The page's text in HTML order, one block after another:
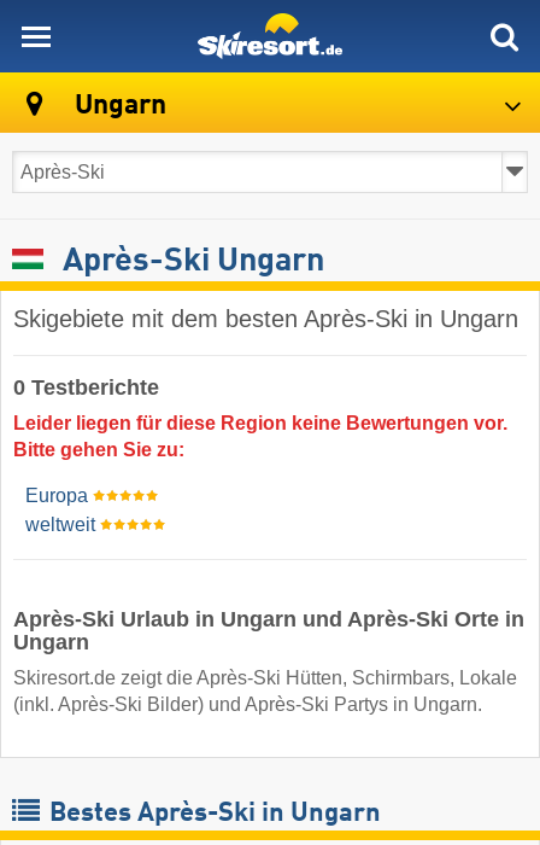
Ungarn
Après-Ski Ungarn
Skigebiete mit dem besten Après-Ski in Ungarn
0 Testberichte
Leider liegen für diese Region keine Bewertungen vor.
Bitte gehen Sie zu:
Europa
weltweit
Après-Ski Urlaub in Ungarn und Après-Ski Orte in
Ungarn
Skiresort.de zeigt die Après-Ski Hütten, Schirmbars, Lokale
(inkl. Après-Ski Bilder) und Après-Ski Partys in Ungarn.
Bestes Après-Ski in Ungarn